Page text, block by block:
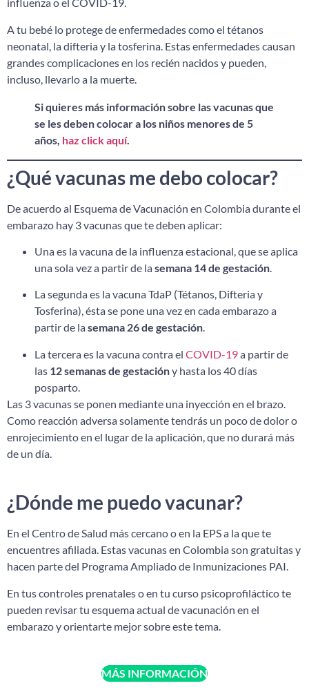
A tu bebé lo protege de enfermedades como el tétanos
neonatal, la difteria y la tosferina. Estas enfermedades causan
grandes complicaciones en los recién nacidos y pueden,
incluso, llevarlo a la muerte.
Si quieres más información sobre las vacunas que
se les deben colocar a los niños menores de 5
años, haz click aquí.
¿Qué vacunas me debo colocar?
De acuerdo al Esquema de Vacunación en Colombia durante el
embarazo hay 3 vacunas que te deben aplicar:
Una es la vacuna de la influenza estacional, que se aplica
una sola vez a partir de lasemana 14 de gestación.
La segunda es la vacuna TdaP (Tétanos, Difteria y
Tosferina), ésta se pone una vez en cada embarazo a
partir de lasemana 26 de gestación.
La tercera es la vacuna contra el COVID-19a partir de
las 12 semanas de gestacióny hasta los 40 días
posparto.
Las 3 vacunas se ponen mediante una inyección en el brazo.
Como reacción adversa solamente tendrás un poco de dolor o
enrojecimiento en el lugar de la aplicación, que no durará más
de un día.
¿Dónde me puedo vacunar?
En el Centro de Salud más cercano o en la EPS a la que te
encuentres afiliada. Estas vacunas en Colombia son gratuitas y
hacen parte del Programa Ampliado de Inmunizaciones PAI.
En tus controles prenatales o en tu curso psicoprofiláctico te
pueden revisar tu esquema actual de vacunación en el
embarazo y orientarte mejor sobre este tema.
MÁS INFORMACIÓN